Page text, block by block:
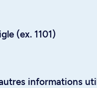
(ex. 1101)
informations